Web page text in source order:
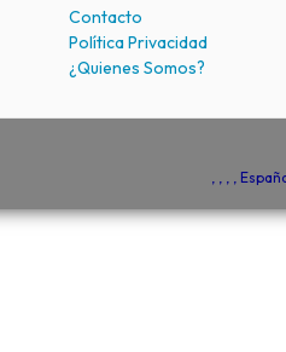
Contacto
Política Privacidad
¿Quienes Somos?
, , , ,